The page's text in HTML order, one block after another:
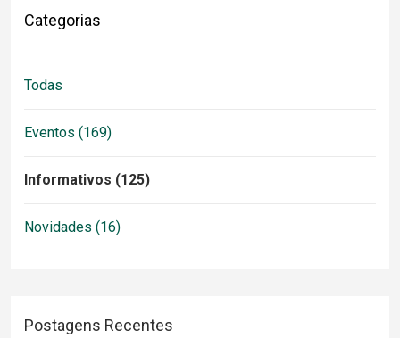
Categorias
Todas
Eventos (169)
Informativos (125)
Novidades (16)
Postagens Recentes